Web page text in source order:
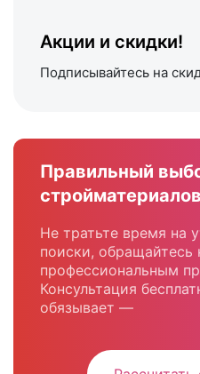
Акции и скидки!
Подписывайтесь на
Правильный
Не тратьте время на
поиски, обращайтесь
профессиональным
Консультация
обязывает —